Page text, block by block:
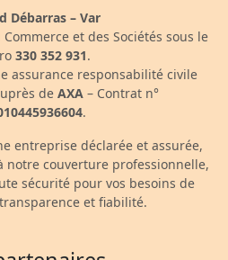
Débarras – Var
et des Sociétés sous le
330 352 931.
assurance responsabilité civile
de AXA– Contrat n°
.
entreprise déclarée et assurée,
notre couverture professionnelle,
sécurité pour vos besoins de
et fiabilité.